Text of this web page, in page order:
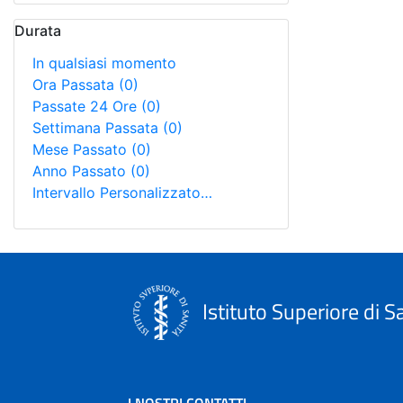
Durata
In qualsiasi momento
Ora Passata (0)
Passate 24 Ore (0)
Settimana Passata (0)
Mese Passato (0)
Anno Passato (0)
Intervallo Personalizzato…
Istituto Superiore di